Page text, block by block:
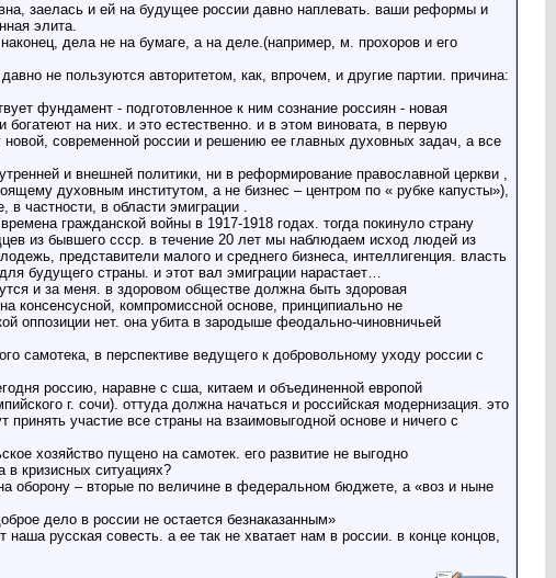
заелась и ей на будущее россии давно наплевать. ваши реформы и
элита.
дела не на бумаге, а на деле.(например, м. прохоров и его
не пользуются авторитетом, как, впрочем, и другие партии. причина:
фундамент - подготовленное к ним сознание россиян - новая
на них. и это естественно. и в этом виновата, в первую
современной россии и решению ее главных духовных задач, а все
и внешней политики, ни в реформирование православной церкви ,
духовным институтом, а не бизнес – центром по « рубке капусты»),
частности, в области эмиграции .
гражданской войны в 1917-1918 годах. тогда покинуло страну
из бывшего ссср. в течение 20 лет мы наблюдаем исход людей из
представители малого и среднего бизнеса, интеллигенция. власть
будущего страны. и этот вал эмиграции нарастает…
и за меня. в здоровом обществе должна быть здоровая
консенсусной, компромиссной основе, принципиально не
оппозиции нет. она убита в зародыше феодально-чиновничьей
самотека, в перспективе ведущего к добровольному уходу россии с
россию, наравне с сша, китаем и объединенной европой
г. сочи). оттуда должна начаться и российская модернизация. это
участие все страны на взаимовыгодной основе и ничего с
хозяйство пущено на самотек. его развитие не выгодно
в кризисных ситуациях?
оборону – вторые по величине в федеральном бюджете, а «воз и ныне
дело в россии не остается безнаказанным»
русская совесть. а ее так не хватает нам в россии. в конце концов,